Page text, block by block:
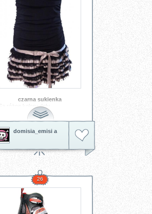
czarna sukienka
Są różne kolory dołu
domisia_emisi a
26